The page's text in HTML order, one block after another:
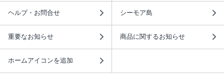
ヘルプ・お問合せ シーモア島
重要なお知らせ 商品に関するお知らせ
ホームアイコンを追加